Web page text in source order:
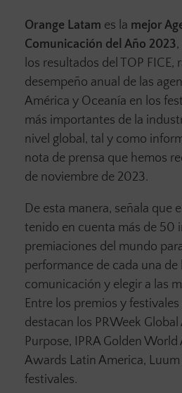
Orange Latam es la mejor
Comunicación del Año 2023
los resultados del TOP FICE,
desempeño anual de las
América y Oceanía en los
más importantes de la
nivel global, tal y como
nota de prensa que hemos
de noviembre de 2023.
De esta manera, señala que
tenido en cuenta más de 50
premiaciones del mundo
performance de cada una de
comunicación y elegir a las
Entre los premios y
destacan los PRWeek
Purpose, IPRA Golden
Awards Latin America,
festivales.